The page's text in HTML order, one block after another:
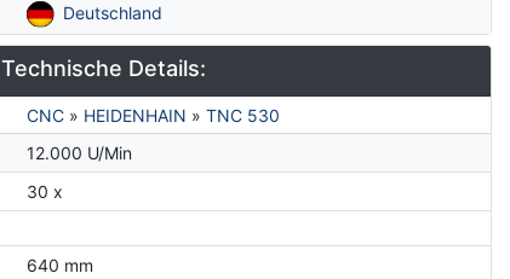
Deutschland
Technische Details:
CNC » HEIDENHAIN »TNC 530
12.000 U/Min
30 x
640 mm